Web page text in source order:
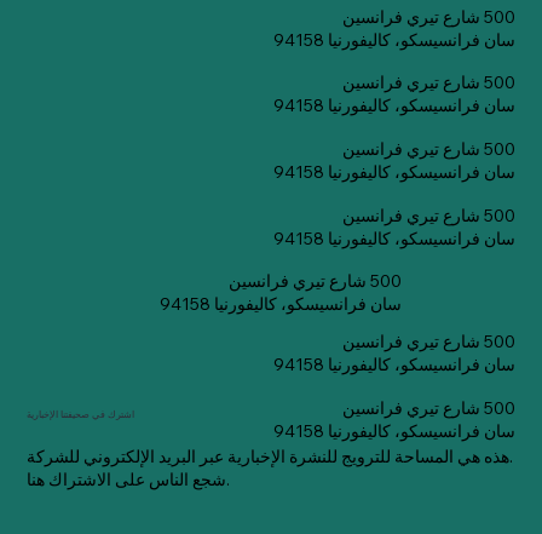
500 شارع تيري فرانسين
سان فرانسيسكو، كاليفورنيا 94158
500 شارع تيري فرانسين
سان فرانسيسكو، كاليفورنيا 94158
500 شارع تيري فرانسين
سان فرانسيسكو، كاليفورنيا 94158
500 شارع تيري فرانسين
سان فرانسيسكو، كاليفورنيا 94158
500 شارع تيري فرانسين
سان فرانسيسكو، كاليفورنيا 94158
500 شارع تيري فرانسين
سان فرانسيسكو، كاليفورنيا 94158
500 شارع تيري فرانسين
سان فرانسيسكو، كاليفورنيا 94158
اشترك في صحيفتنا الإخبارية
هذه هي المساحة للترويج للنشرة الإخبارية عبر البريد الإلكتروني للشركة.
شجع الناس على الاشتراك هنا.